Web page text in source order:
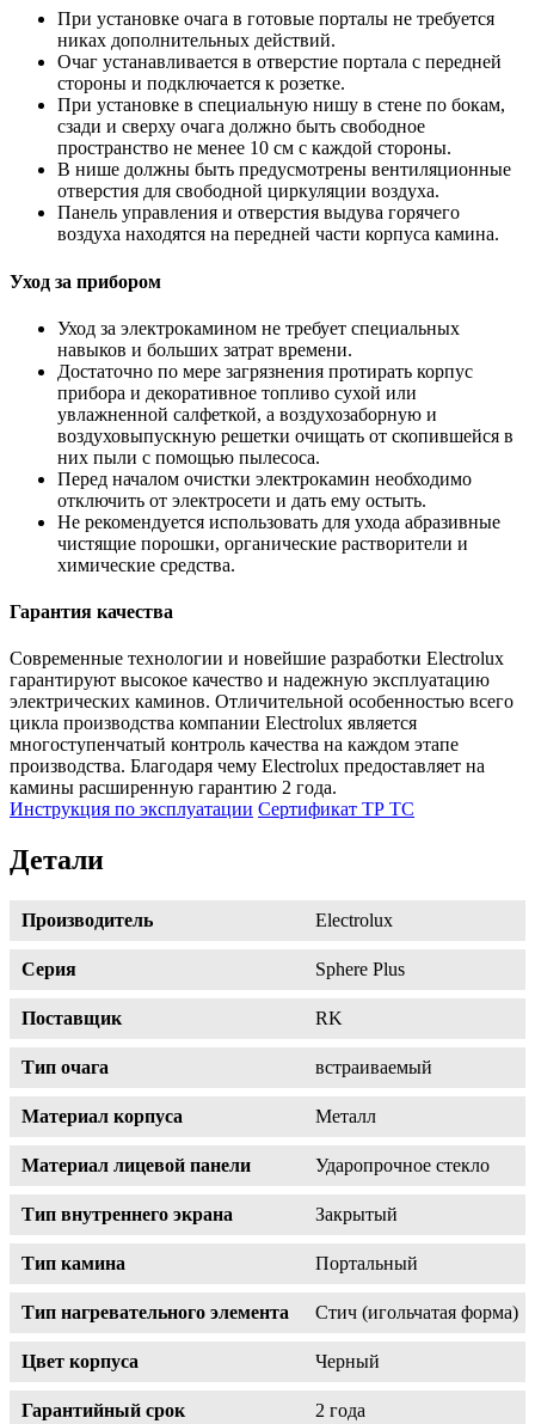
При установке очага в готовые порталы не требуется
никах дополнительных действий.
Очаг устанавливается в отверстие портала с передней
стороны и подключается к розетке.
При установке в специальную нишу в стене по бокам,
сзади и сверху очага должно быть свободное
пространство не менее 10 см с каждой стороны.
В нише должны быть предусмотрены вентиляционные
отверстия для свободной циркуляции воздуха.
Панель управления и отверстия выдува горячего
воздуха находятся на передней части корпуса камина.
Уход за прибором
Уход за электрокамином не требует специальных
навыков и больших затрат времени.
Достаточно по мере загрязнения протирать корпус
прибора и декоративное топливо сухой или
увлажненной салфеткой, а воздухозаборную и
воздуховыпускную решетки очищать от скопившейся в
них пыли с помощью пылесоса.
Перед началом очистки электрокамин необходимо
отключить от электросети и дать ему остыть.
Не рекомендуется использовать для ухода абразивные
чистящие порошки, органические растворители и
химические средства.
Гарантия качества
Современные технологии и новейшие разработки Electrolux
гарантируют высокое качество и надежную эксплуатацию
электрических каминов. Отличительной особенностью всего
цикла производства компании Electrolux является
многоступенчатый контроль качества на каждом этапе
производства. Благодаря чему Electrolux предоставляет на
камины расширенную гарантию 2 года.
Инструкция по эксплуатации Сертификат ТР ТС
Детали
Производитель Electrolux
Серия Sphere Plus
Поставщик RK
Тип очага встраиваемый
Материал корпуса Металл
Материал лицевой панели Ударопрочное стекло
Тип внутреннего экрана Закрытый
Тип камина Портальный
Тип нагревательного элемента Стич (игольчатая форма)
Цвет корпуса Черный
Гарантийный срок 2 года